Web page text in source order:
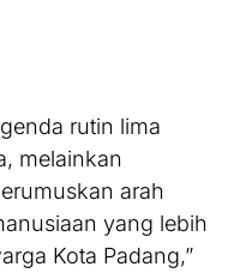
rutin lima
melainkan
arah
yang lebih
Kota Padang,”